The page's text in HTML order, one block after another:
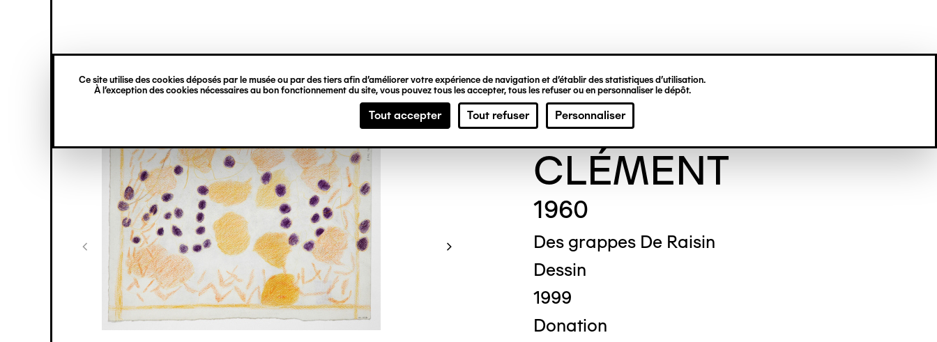
Ce site utilise des cookies déposés par le musée ou par des tiers afin d’améliorer votre expérience de navigation et d’établir des statistiques d’utilisation.
À l’exception des cookies nécessaires au bon fonctionnement du site, vous pouvez tous les accepter, tous les refuser ou en personnaliser le dépôt.
Tout accepter Tout refuser Personnaliser
principal
verticale
Geneviève
CLÉMENT
1960
Des grappes De Raisin
Dessin
1999
Donation